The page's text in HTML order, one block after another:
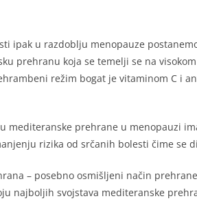
ipak u razdoblju menopauze
prehranu koja se temelji se na
režim bogat je vitaminom C i
mediteranske prehrane u menopauzi
rizika od srčanih bolesti čime se
– posebno osmišljeni način
najboljih svojstava mediteranske